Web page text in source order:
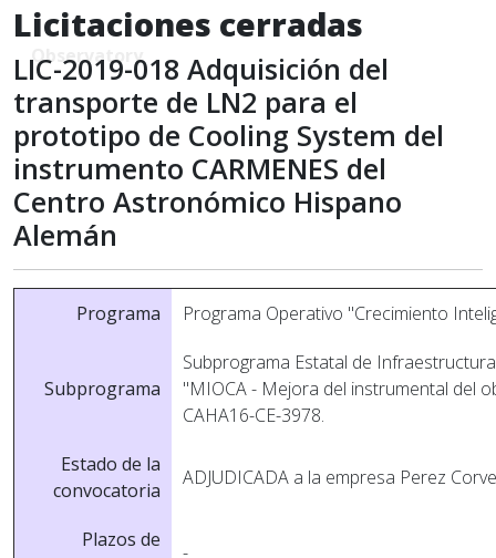
Licitaciones cerradas
LIC-2019-018 Adquisición del
transporte de LN2 para el
prototipo de Cooling System del
instrumento CARMENES del
Centro Astronómico Hispano
Alemán
Programa Programa Operativo "Crecimiento
Subprograma
Subprograma Estatal de
"MIOCA - Mejora del instrumental del
CAHA16-CE-3978.
Estado de la
convocatoria
ADJUDICADA a la empresa Perez
Plazos de
-